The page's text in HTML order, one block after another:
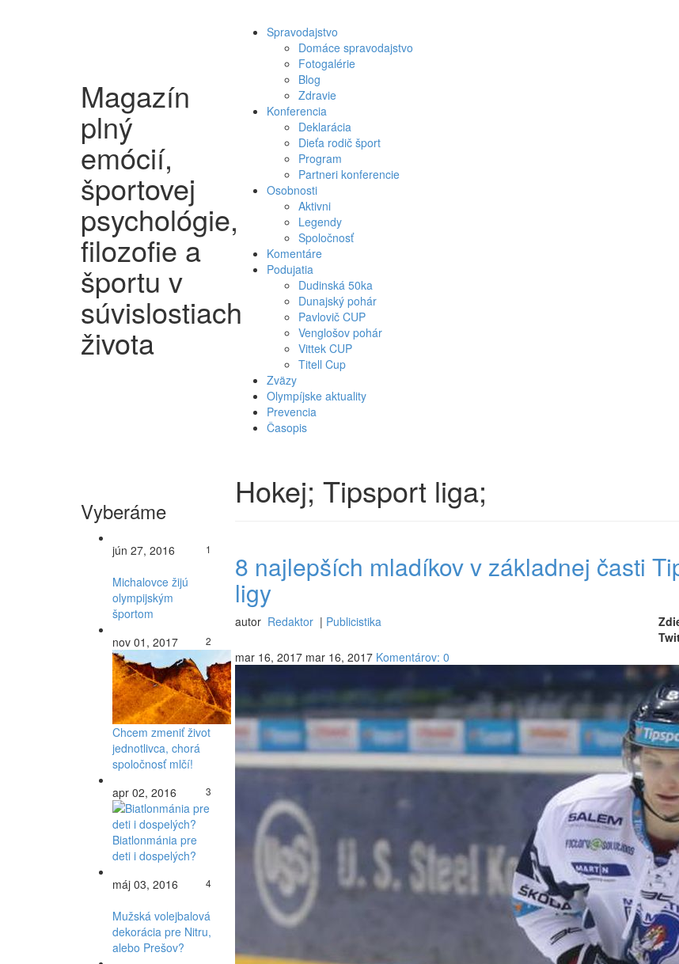
Magazín
plný
emócií,
športovej
psychológie,
filozofie a
športu v
súvislostiach
života
Skip
Spravodajstvo
Domáce spravodajstvo
Fotogalérie
Blog
Zdravie
Konferencia
Deklarácia
Dieťa rodič šport
Program
Partneri konferencie
Osobnosti
Aktivni
Legendy
Spoločnosť
Komentáre
Podujatia
Dudinská 50ka
Dunajský pohár
Pavlovič CUP
Venglošov pohár
Vittek CUP
Titell Cup
Zväzy
Olympíjske aktuality
Prevencia
Časopis
Hokej; Tipsport liga;
8 najlepších mladíkov v základnej časti
ligy
autor Redaktor | Publicistika
mar 16, 2017 mar 16, 2017 Komentárov: 0
Vyberáme
jún 27, 2016 1
Michalovce žijú
olympijským
športom
nov 01, 2017
2
Chcem zmeniť život
jednotlivca, chorá
spoločnosť mlčí!
apr 02, 2016
3
Biatlonmánia pre
deti i dospelých?
máj 03, 2016
4
Mužská volejbalová
dekorácia pre Nitru,
alebo Prešov?